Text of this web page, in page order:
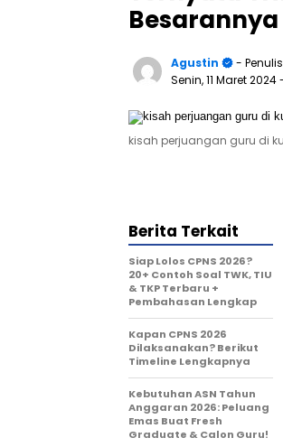
Besarannya
Agustin
- Penulis
Senin, 11 Maret 2024
kisah perjuangan guru di
Berita Terkait
Siap Lolos CPNS 2026?
20+ Contoh Soal TWK, TIU
& TKP Terbaru +
Pembahasan Lengkap
Kapan CPNS 2026
Dilaksanakan? Berikut
Timeline Lengkapnya
Kebutuhan ASN Tahun
Anggaran 2026: Peluang
Emas Buat Fresh
Graduate & Calon Guru!